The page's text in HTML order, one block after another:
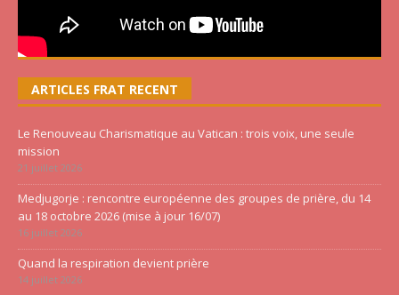
ARTICLES FRAT RECENT
Le Renouveau Charismatique au Vatican : trois voix, une seule
mission
21 juillet 2026
Medjugorje : rencontre européenne des groupes de prière, du 14
au 18 octobre 2026 (mise à jour 16/07)
16 juillet 2026
Quand la respiration devient prière
14 juillet 2026